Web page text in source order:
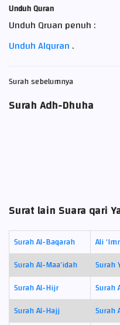
Unduh Quran
Unduh Qruan penuh :
Unduh Alquran .
Surah sebelumnya
Surah Adh-Dhuha
Surat lain Suara qari
Surah Al-Baqarah Ali
Surah Al-Maa’idah
Surah
Surah Al-Hijr
Surah
Surah Al-Hajj
Surah